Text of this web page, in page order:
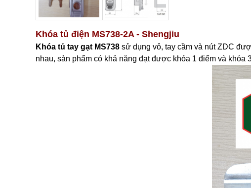
Khóa tủ điện MS738-2A - Shengjiu
Khóa tủ tay gạt MS738 sử dụng vỏ, tay cầm và nút ZDC
nhau, sản phẩm có khả năng đạt được khóa 1 điểm và